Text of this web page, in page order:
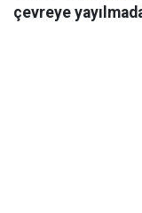
çevreye